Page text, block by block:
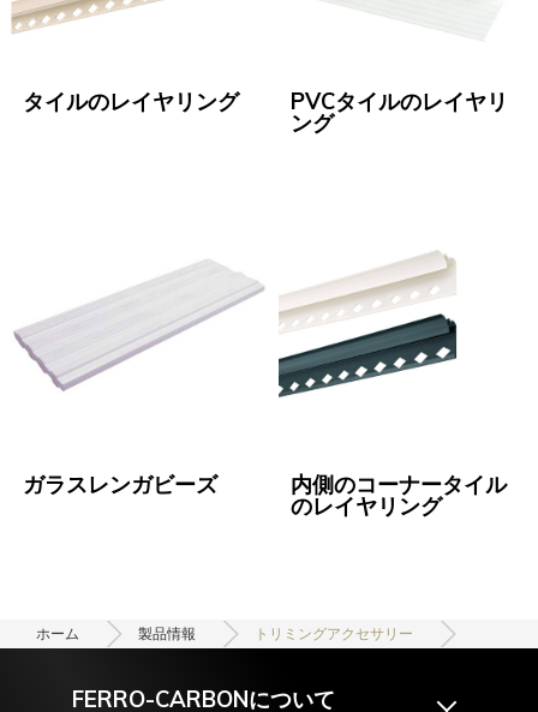
タイルのレイヤリング PVCタイルのレイヤリ
ング
ガラスレンガビーズ 内側のコーナータイル
のレイヤリング
ホーム 製品情報 トリミングアクセサリー
FERRO-CARBONについて